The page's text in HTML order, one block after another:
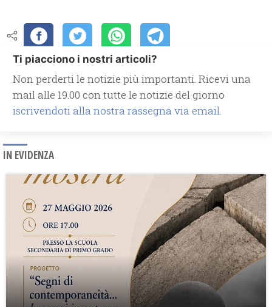
Ti piacciono i nostri articoli?
Non perderti le notizie più importanti. Ricevi una
mail alle 19.00 con tutte le notizie del giorno
iscrivendoti alla nostra rassegna via email.
IN EVIDENZA